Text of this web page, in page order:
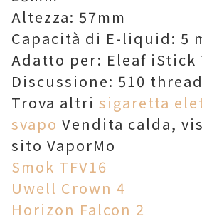
Altezza: 57mm
Capacità di E-liquid: 5
Adatto per: Eleaf iStick
Discussione: 510 thread
Trova altri sigaretta
svapo Vendita calda,
sito VaporMo
Smok TFV16
Uwell Crown 4
Horizon Falcon 2